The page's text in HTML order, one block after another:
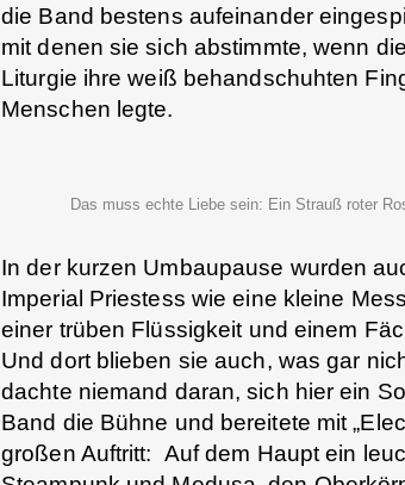
die Band bestens aufeinander
mit denen sie sich abstimmte, wenn
Liturgie ihre weiß behandschuhten
Menschen legte.
Das muss echte Liebe sein: Ein Strauß roter
In der kurzen Umbaupause wurden
Imperial Priestess wie eine kleine
einer trüben Flüssigkeit und einem
Und dort blieben sie auch, was gar
dachte niemand daran, sich hier ein
Band die Bühne und bereitete mit
großen Auftritt: Auf dem Haupt ein